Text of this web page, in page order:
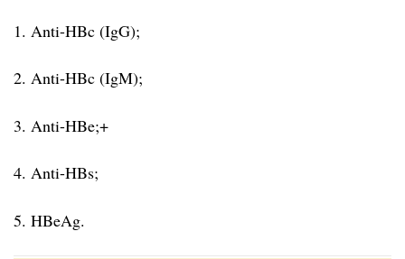
1. Anti-HBc (IgG);
2. Anti-HBc (IgM);
3. Anti-HBe;+
4. Anti-HBs;
5. HBeAg.